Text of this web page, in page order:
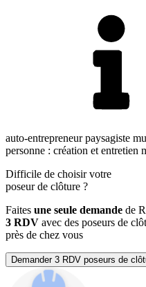
auto-entrepreneur paysagiste
personne : création et entretien
Difficile de choisir votre
poseur de clôture ?
Faites une seule demande de
3 RDV avec des poseurs de
près de chez vous
Demander 3 RDV poseurs de